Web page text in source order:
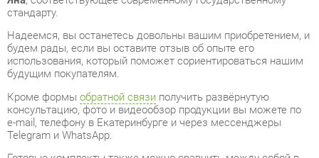
Кроме формыобратной связиполучить развёрнутую
консультацию, фото и видеообзор продукции вы можете по
e-mail, телефону в Екатеринбурге и через мессенджеры
Telegram и WhatsApp.
Готовые комплекты также можно сравнить между собой в
нашем шоу-руме и купить Комплект мебели для спальни Яна
его с нашего центрального склада в г. Екатеринбург. Полный
список адресов и магазинов смотрите на странице
контактов.